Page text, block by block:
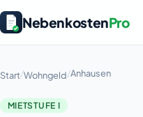
NebenkostenPro
Start/Wohngeld/Anhausen
MIETSTUFE I